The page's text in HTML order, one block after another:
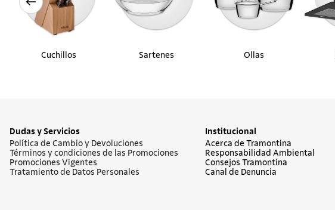
Cuchillos Sartenes Ollas
Dudas y Servicios
Política de Cambio y Devoluciones
Términos y condiciones de las Promociones
Promociones Vigentes
Tratamiento de Datos Personales
Institucional
Acerca de Tramontina
Responsabilidad Ambiental
Consejos Tramontina
Canal de Denuncia